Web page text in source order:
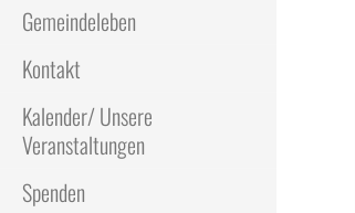
Gemeindeleben
Kontakt
Kalender/ Unsere
Veranstaltungen
Spenden